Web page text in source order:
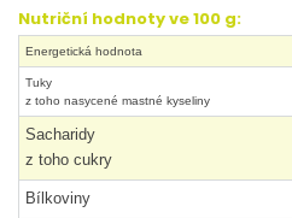
Nutriční hodnoty ve 100 g:
Energetická hodnota
Tuky
z toho nasycené mastné kyseliny
Sacharidy
z toho cukry
Bílkoviny